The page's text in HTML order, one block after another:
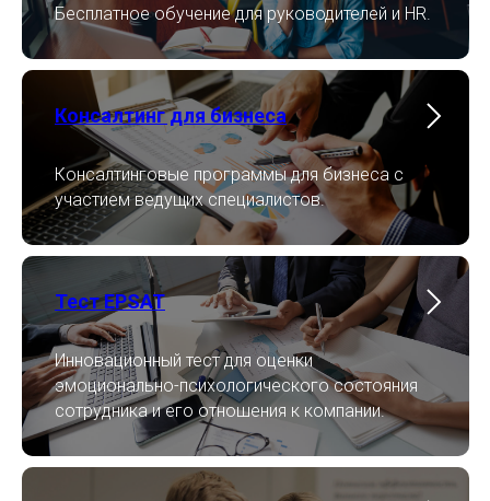
Бесплатное обучение для руководителей и HR.
Консалтинг для бизнеса
Консалтинговые программы для бизнеса с
участием ведущих специалистов.
Тест EPSAT
Инновационный тест для оценки
эмоционально-психологического состояния
сотрудника и его отношения к компании.